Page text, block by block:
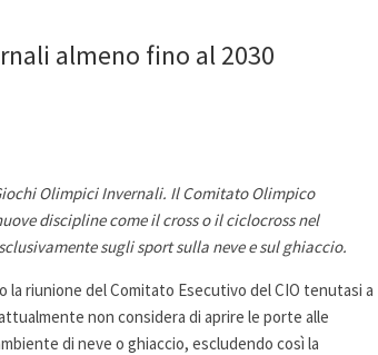
almeno fino al 2030
Olimpici Invernali. Il Comitato Olimpico
discipline come il cross o il ciclocross nel
sugli sport sulla neve e sul ghiaccio.
riunione del Comitato Esecutivo del CIO tenutasi a
non considera di aprire le porte alle
di neve o ghiaccio, escludendo così la